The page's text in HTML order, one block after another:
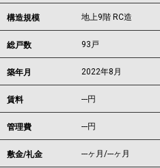
構造規模 地上9階 RC造
総戸数 93戸
築年月 2022年8月
賃料 ---円
管理費 ---円
敷金/礼金 ---ヶ月/---ヶ月